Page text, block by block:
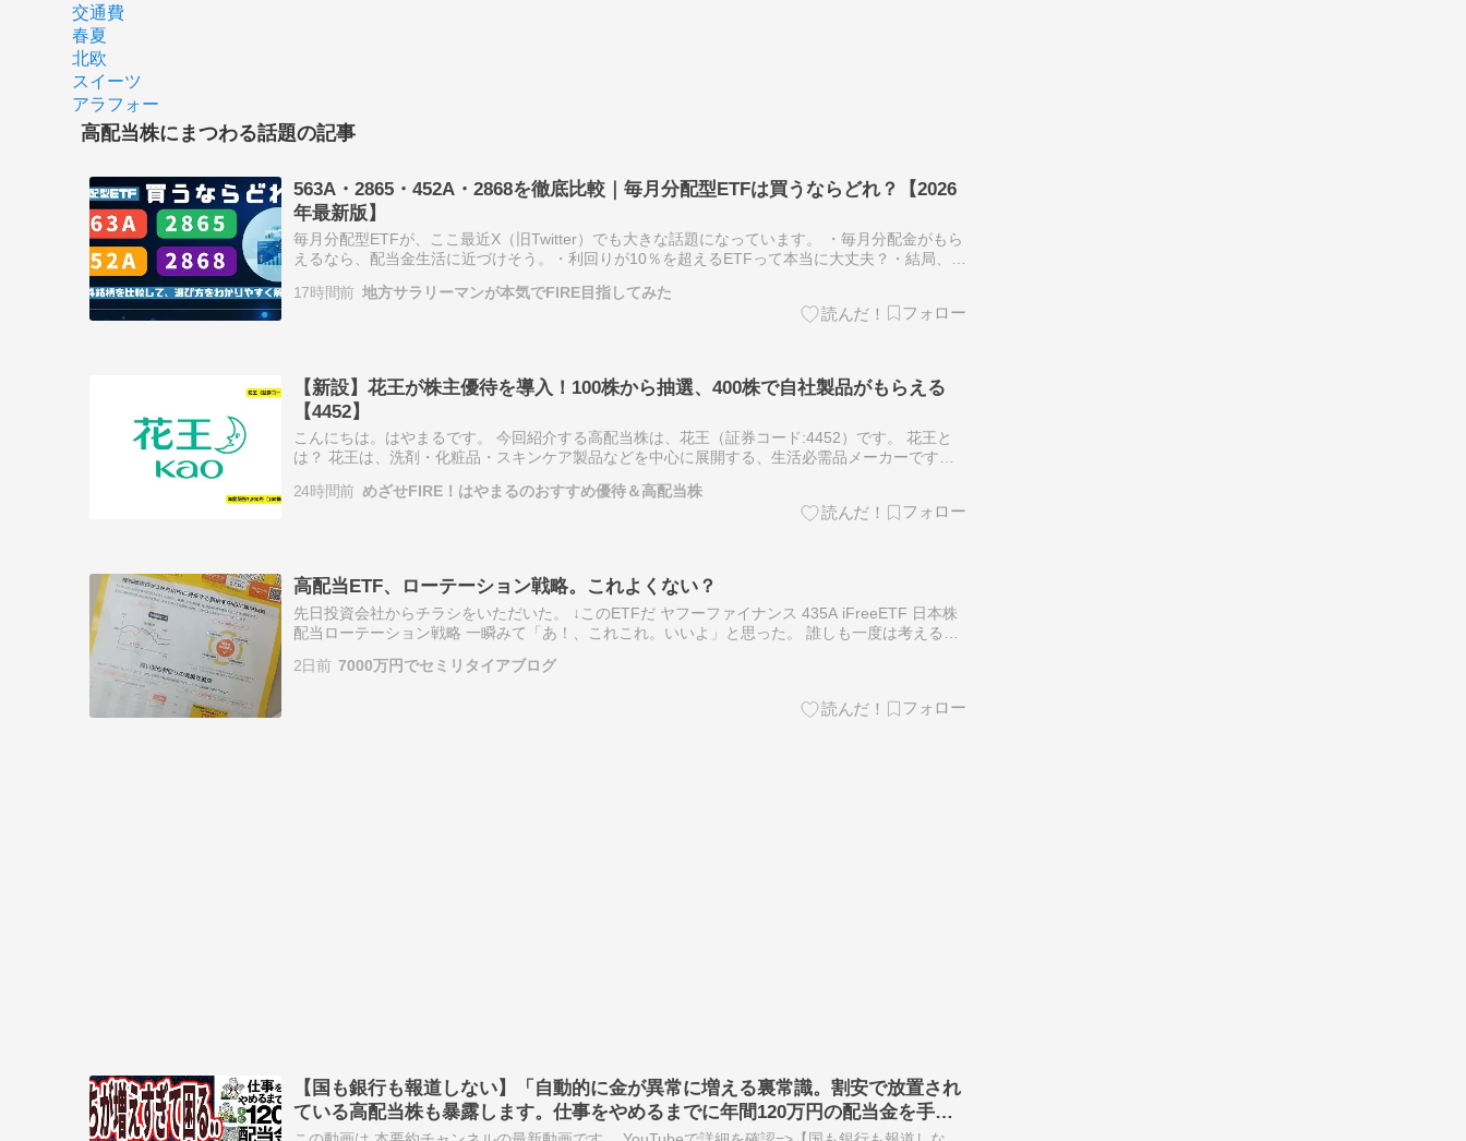
交通費
春夏
北欧
スイーツ
アラフォー
高配当株にまつわる話題の記事
563A・2865・452A・2868を徹底比較｜毎月分配型ETFは買うならどれ？【2026
年最新版】
毎月分配型ETFが、ここ最近X（旧Twitter）でも大きな話題になっています。 ・毎月分配金がもら
えるなら、配当金生活に近づけそう。・利回りが10％を超えるETFって本当に大丈夫？・結局、
17時間前 地方サラリーマンが本気でFIRE目指してみた
【新設】花王が株主優待を導入！100株から抽選、400株で自社製品がもらえる
【4452】
こんにちは。はやまるです。 今回紹介する高配当株は、花王（証券コード:4452）です。 花王と
は？ 花王は、洗剤・化粧品・スキンケア製品などを中心に展開する、生活必需品メーカーです。
います…
24時間前 めざせFIRE！はやまるのおすすめ優待＆高配当株
高配当ETF、ローテーション戦略。これよくない？
先日投資会社からチラシをいただいた。 ↓このETFだ ヤフーファイナンス 435A iFreeETF 日本株
配当ローテーション戦略 一瞬みて「あ！、これこれ。いいよ」と思った。 誰しも一度は考える戦
2日前 7000万円でセミリタイアブログ
【国も銀行も報道しない】「自動的に金が異常に増える裏常識。割安で放置され
ている高配当株も暴露します。仕事をやめるまでに年間120万円の配当金を手に
入れる最強の株式投資」【本要約】